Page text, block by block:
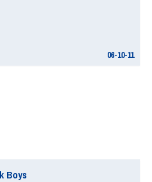
06-10-11
Boys